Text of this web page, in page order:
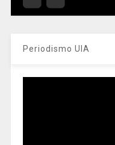
Periodismo UIA